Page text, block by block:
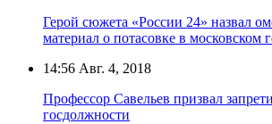
Герой сюжета «России 24» назвал
материал о потасовке в московском
14:56 Авг. 4, 2018
Профессор Савельев призвал
госдолжности